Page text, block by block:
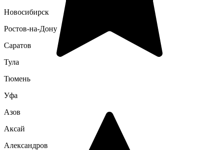
Новосибирск
Ростов-на-Дону
Саратов
Тула
Тюмень
Уфа
Азов
Аксай
Александров